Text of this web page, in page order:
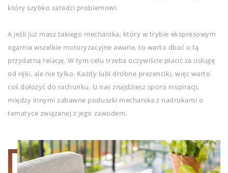
który szybko zaradzi problemowi.
A jeśli już masz takiego mechanika, który w trybie ekspresowym
ogarnia wszelkie motoryzacyjne awarie, to warto dbać o tą
przydatną relację. W tym celu trzeba oczywiście płacić za usługę
od ręki, ale nie tylko. Każdy lubi drobne prezenciki, więc warto
coś dołożyć do rachunku. U nas znajdziesz sporo inspiracji,
między innymi zabawne poduszki mechanika z nadrukami o
tematyce związanej z jego zawodem.